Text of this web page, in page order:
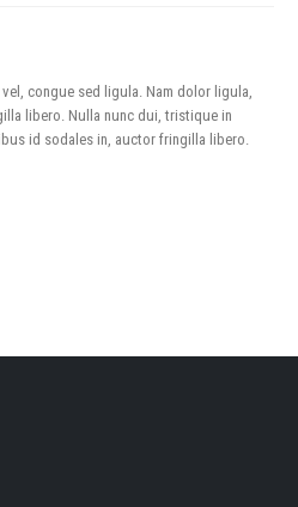
congue sed ligula. Nam dolor ligula,
libero. Nulla nunc dui, tristique in
id sodales in, auctor fringilla libero.